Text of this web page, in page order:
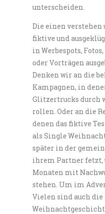
unterscheiden.
Die einen
fiktive und
in Werbespots,
oder Vorträgen
Denken wir an die
Kampagnen, in
Glitzertrucks durch
rollen. Oder an die
denen das fiktive
als Single
später in der
ihrem Partner fetzt,
Monaten mit
stehen. Um im
Vielen sind auch